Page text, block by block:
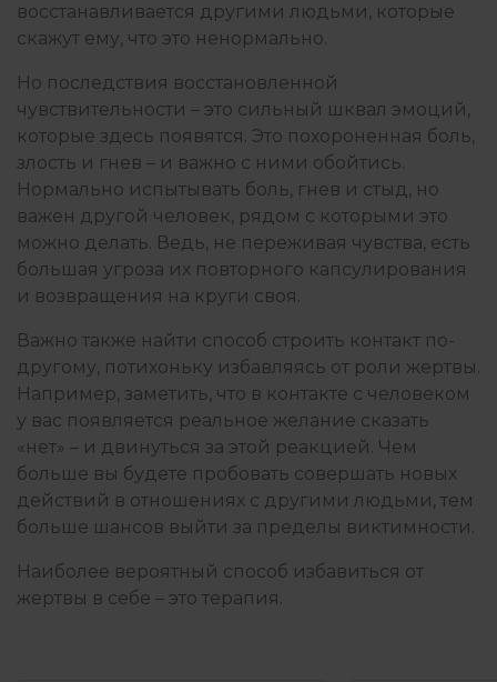
восстанавливается другими людьми, которые
скажут ему, что это ненормально.
Но последствия восстановленной
чувствительности – это сильный шквал эмоций,
которые здесь появятся. Это похороненная боль,
злость и гнев – и важно с ними обойтись.
Нормально испытывать боль, гнев и стыд, но
важен другой человек, рядом с которыми это
можно делать. Ведь, не переживая чувства, есть
большая угроза их повторного капсулирования
и возвращения на круги своя.
Важно также найти способ строить контакт по-
другому, потихоньку избавляясь от роли жертвы.
Например, заметить, что в контакте с человеком
у вас появляется реальное желание сказать
«нет» – и двинуться за этой реакцией. Чем
больше вы будете пробовать совершать новых
действий в отношениях с другими людьми, тем
больше шансов выйти за пределы виктимности.
Наиболее вероятный способ избавиться от
жертвы в себе – это терапия.